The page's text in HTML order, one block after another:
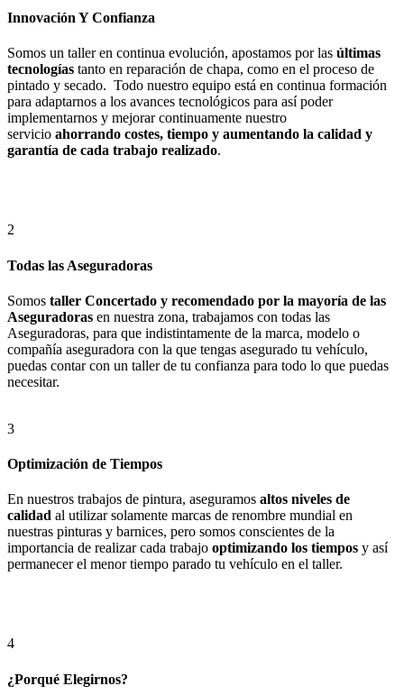
Innovación Y Confianza
Somos un taller en continua evolución, apostamos por las últimas
tecnologías tanto en reparación de chapa, como en el proceso de
pintado y secado. Todo nuestro equipo está en continua formación
para adaptarnos a los avances tecnológicos para así poder
implementarnos y mejorar continuamente nuestro
servicio ahorrando costes, tiempo y aumentando la calidad y
garantía de cada trabajo realizado.
2
Todas las Aseguradoras
Somos taller Concertado y recomendado por la mayoría de las
Aseguradoras en nuestra zona, trabajamos con todas las
Aseguradoras, para que indistintamente de la marca, modelo o
compañía aseguradora con la que tengas asegurado tu vehículo,
puedas contar con un taller de tu confianza para todo lo que puedas
necesitar.
3
Optimización de Tiempos
En nuestros trabajos de pintura, aseguramos altos niveles de
calidad al utilizar solamente marcas de renombre mundial en
nuestras pinturas y barnices, pero somos conscientes de la
importancia de realizar cada trabajo optimizando los tiempos y así
permanecer el menor tiempo parado tu vehículo en el taller.
4
¿Porqué Elegirnos?